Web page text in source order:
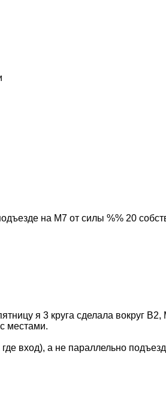
на М7 от силы %% 20
я 3 круга сделала вокруг
местами.
вход), а не параллельно